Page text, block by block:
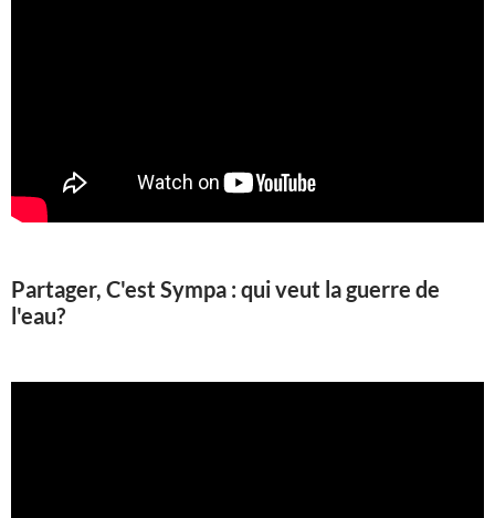
Partager, C'est Sympa : qui veut la guerre de
l'eau?